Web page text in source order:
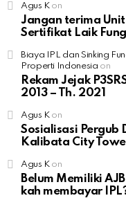
Agus Kon
Jangan terima
Sertifikat Laik
Biaya IPL dan Sinking
Properti Indonesia on
Rekam Jejak
2013 – Th. 2021
Agus Kon
Sosialisasi Pergub
Kalibata City
Agus Kon
Belum Memiliki
kah membayar